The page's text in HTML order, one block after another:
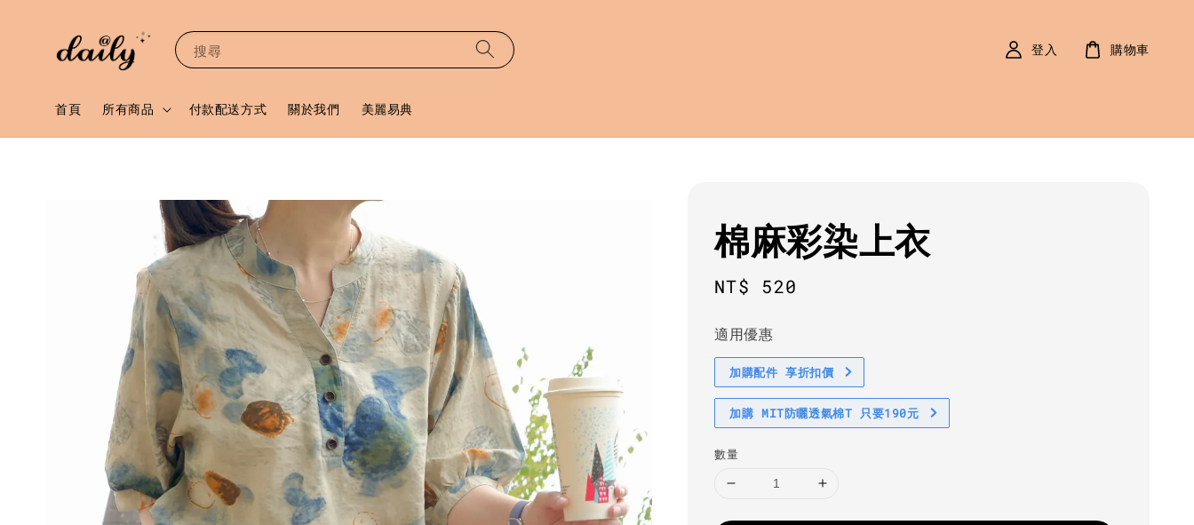
搜尋
首頁 所有商品 付款配送方式 關於我們 美麗易典
登入 購物車
棉麻彩染上衣
Regular
NT$ 520
適用優惠
加購配件 享折扣價
加購 MIT防曬透氣棉T 只要190元
數量